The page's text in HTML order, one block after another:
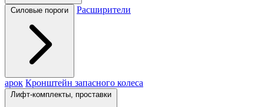
Силовые пороги Расширители
арок Кронштейн запасного колеса
Лифт-комплекты, проставки